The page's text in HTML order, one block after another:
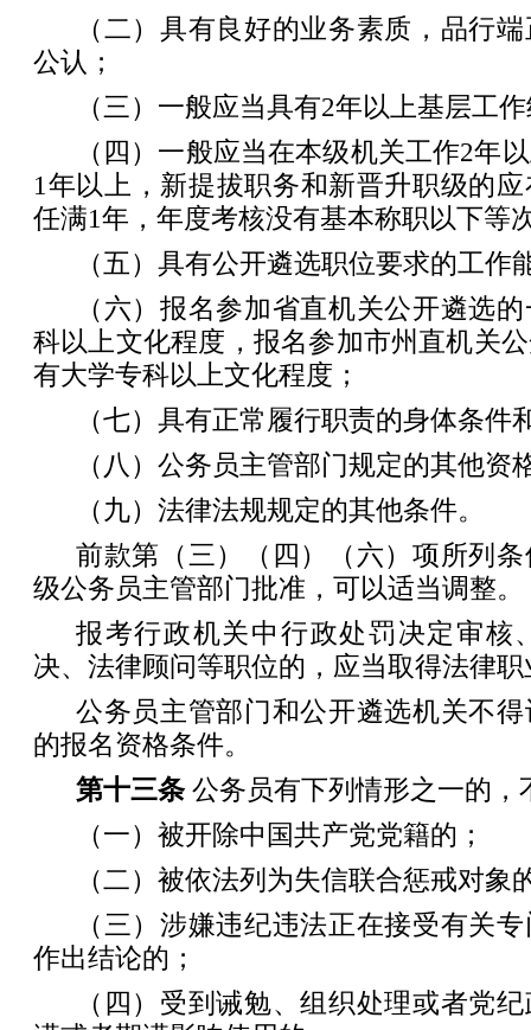
（二）具有良好的业务素质，品行
公认；
（三）一般应当具有2年以上基层工
（四）一般应当在本级机关工作2年
1年以上，新提拔职务和新晋升职级的
任满1年，年度考核没有基本称职以下等
（五）具有公开遴选职位要求的工作
（六）报名参加省直机关公开遴选
科以上文化程度，报名参加市州直机关
有大学专科以上文化程度；
（七）具有正常履行职责的身体条件
（八）公务员主管部门规定的其他资
（九）法律法规规定的其他条件。
前款第（三）（四）（六）项所列
级公务员主管部门批准，可以适当调整。
报考行政机关中行政处罚决定审核
决、法律顾问等职位的，应当取得法律
公务员主管部门和公开遴选机关不
的报名资格条件。
第十三条公务员有下列情形之一的，
（一）被开除中国共产党党籍的；
（二）被依法列为失信联合惩戒对象
（三）涉嫌违纪违法正在接受有关
作出结论的；
（四）受到诫勉、组织处理或者党